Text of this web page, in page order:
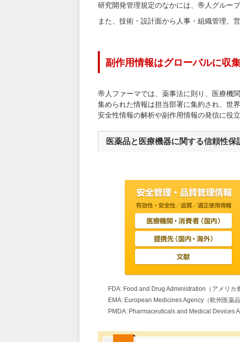
研究開発管理規定のなかには、帝人グルー
また、技術・設計面から人事・組織管理、
副作用情報はグローバルに収
帝人ファーマでは、薬事法に則り、医療機
集められた情報は担当部署に集約され、世
安全性情報の解析や副作用情報の発信に役立
医薬品と医療機器に関する信頼性保
FDA: Food and Drug Administration（アメリカ
EMA: European Medicines Agency（欧州医薬品
PMDA: Pharmaceuticals and Medical Devices